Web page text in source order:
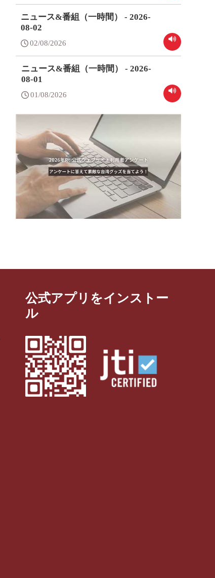
ニュース&番組（一時間） - 2026-
08-02
02/08/2026
ニュース&番組（一時間） - 2026-
08-01
01/08/2026
公式アプリをインストー
ル